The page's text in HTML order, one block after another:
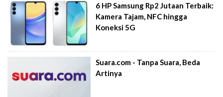
6 HP Samsung Rp2 Jutaan Terbaik:
Kamera Tajam, NFC hingga
Koneksi 5G
Suara.com - Tanpa Suara, Beda
Artinya